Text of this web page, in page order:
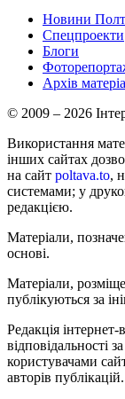
Новини
Спецпроекти
Блоги
Архів
© 2009 – 2026
Використання
інших сайтах
на сайт poltava.to,
системами; у
редакцією.
Матеріали,
основі.
Матеріали,
публікуються за
Редакція
відповідальності
користувачами
авторів публікацій.